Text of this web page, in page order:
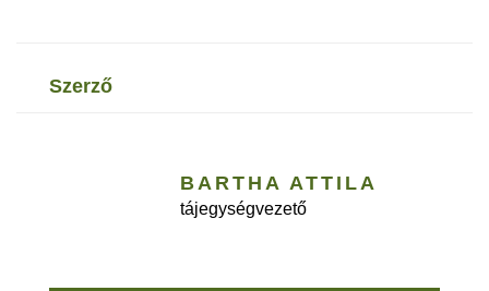
szerző
BARTHA ATTILA
tájegységvezető